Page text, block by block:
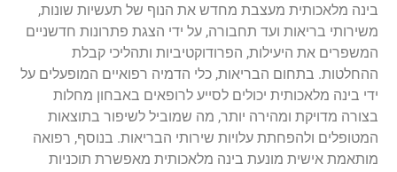
בינה מלאכותית מעצבת מחדש את הנוף של תעשיות שונות,
משירותי בריאות ועד תחבורה, על ידי הצגת פתרונות חדשניים
המשפרים את היעילות, הפרודוקטיביות ותהליכי קבלת
ההחלטות. בתחום הבריאות, כלי הדמיה רפואיים המופעלים על
ידי בינה מלאכותית יכולים לסייע לרופאים באבחון מחלות
בצורה מדויקת ומהירה יותר, מה שמוביל לשיפור בתוצאות
המטופלים ולהפחתת עלויות שירותי הבריאות. בנוסף, רפואה
מותאמת אישית מונעת בינה מלאכותית מאפשרת תוכניות